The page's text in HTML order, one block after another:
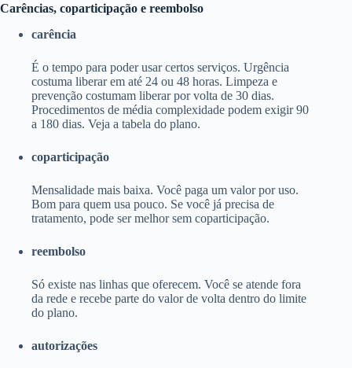
Carências, coparticipação e reembolso
carência
É o tempo para poder usar certos serviços. Urgência
costuma liberar em até 24 ou 48 horas. Limpeza e
prevenção costumam liberar por volta de 30 dias.
Procedimentos de média complexidade podem exigir 90
a 180 dias. Veja a tabela do plano.
coparticipação
Mensalidade mais baixa. Você paga um valor por uso.
Bom para quem usa pouco. Se você já precisa de
tratamento, pode ser melhor sem coparticipação.
reembolso
Só existe nas linhas que oferecem. Você se atende fora
da rede e recebe parte do valor de volta dentro do limite
do plano.
autorizações